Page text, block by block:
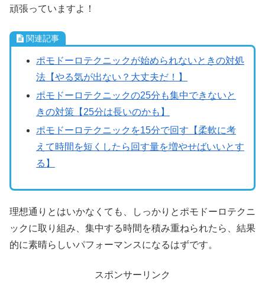
頑張っていますよ！
関連記事
ポモドーロテクニックが始められないときの対処
法【やる気が出ない？大丈夫だ！】
ポモドーロテクニックの25分も集中できないと
きの対策【25分は長いのかも】
ポモドーロテクニックを15分で回す【柔軟に考
えて時間を短くしたら回す量を増やせばいいとす
る】
理想通りとはいかなくても、しっかりとポモドーロテクニ
ックに取り組み、集中する時間を積み重ねられたら、結果
的に素晴らしいパフォーマンスになるはずです。
スポンサーリンク